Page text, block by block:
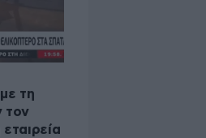
τη
τον